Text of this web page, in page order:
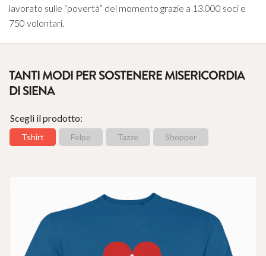
lavorato sulle “povertà” del momento grazie a 13.000 soci e
750 volontari.
TANTI MODI PER SOSTENERE MISERICORDIA
DI SIENA
Scegli il prodotto:
Tshirt Felpe Tazze Shopper